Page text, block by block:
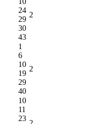
24
29
30
43
2
1
6
10
19
29
40
2
10
11
23